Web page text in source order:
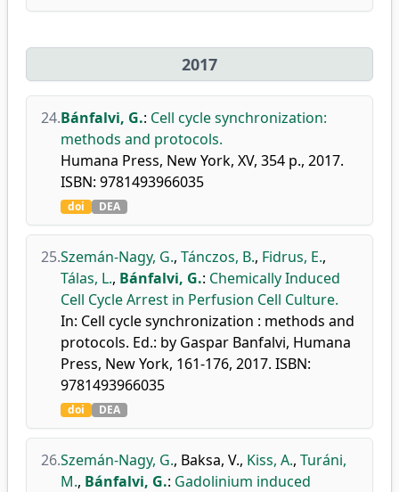
2017
24.Bánfalvi, G.: Cell cycle synchronization:
methods and protocols.
Humana Press, New York, XV, 354 p., 2017.
ISBN: 9781493966035
doi DEA
25.Szemán-Nagy, G., Tánczos, B., Fidrus, E.,
Tálas, L., Bánfalvi, G.: Chemically Induced
Cell Cycle Arrest in Perfusion Cell Culture.
In: Cell cycle synchronization : methods and
protocols. Ed.: by Gaspar Banfalvi, Humana
Press, New York, 161-176, 2017. ISBN:
9781493966035
doi DEA
26.Szemán-Nagy, G., Baksa, V., Kiss, A., Turáni,
M., Bánfalvi, G.: Gadolinium induced